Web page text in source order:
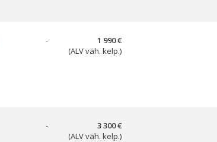
-
1 990 €
(ALV väh. kelp.)
-
3 300 €
(ALV väh. kelp.)